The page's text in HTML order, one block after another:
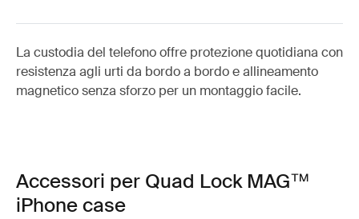
La custodia del telefono offre protezione quotidiana con
resistenza agli urti da bordo a bordo e allineamento
magnetico senza sforzo per un montaggio facile.
Accessori per Quad Lock MAG™
iPhone case